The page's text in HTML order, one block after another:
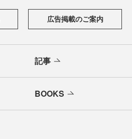
広告掲載のご案内
記事
BOOKS